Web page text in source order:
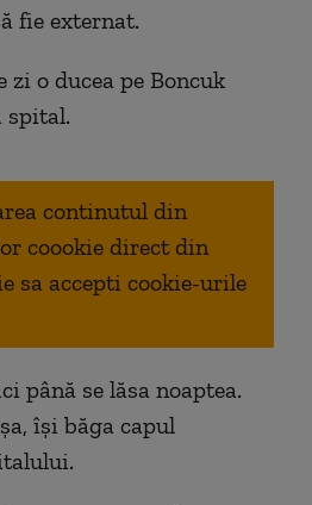
fie externat.
zi o ducea pe Boncuk
spital.
continutul din
coookie direct din
sa accepti cookie-urile
până se lăsa noaptea.
își băga capul